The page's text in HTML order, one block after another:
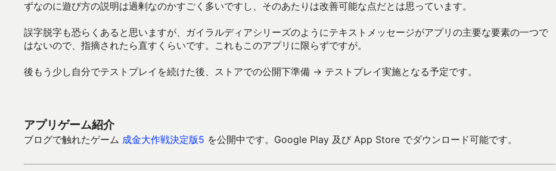
ずなのに遊び方の説明は過剰なのかすごく多いですし、そのあたりは改善可能な点だとは思っています。
誤字脱字も恐らくあると思いますが、ガイラルディアシリーズのようにテキストメッセージがアプリの主要な要素の一つで
はないので、指摘されたら直すくらいです。これもこのアプリに限らずですが。
後もう少し自分でテストプレイを続けた後、ストアでの公開下準備 → テストプレイ実施となる予定です。
アプリゲーム紹介
ブログで触れたゲーム 成金大作戦決定版5 を公開中です。Google Play 及び App Store でダウンロード可能です。